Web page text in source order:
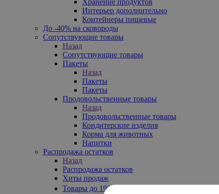
Интерьер дополнительно
Контейнеры пищевые
До -40% на сковороды
Сопутствующие товары
Назад
Сопутствующие товары
Пакеты
Назад
Пакеты
Пакеты
Продовольственные товары
Назад
Продовольственные товары
Кондитерские изделия
Корма для животных
Напитки
Распродажа остатков
Назад
Распродажа остатков
Хиты продаж
Товары до 199₽